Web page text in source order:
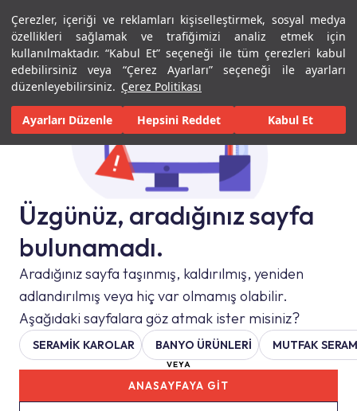
Çerezler, içeriği ve reklamları kişiselleştirmek, sosyal medya
özellikleri sağlamak ve trafiğimizi analiz etmek için
kullanılmaktadır. “Kabul Et” seçeneği ile tüm çerezleri kabul
edebilirsiniz veya “Çerez Ayarları” seçeneği ile ayarları
düzenleyebilirsiniz. Çerez Politikası
Ayarları Düzenle Hepsini Reddet Kabul Et
Menü Menü
Üzgünüz, aradığınız sayfa
bulunamadı.
Aradığınız sayfa taşınmış, kaldırılmış, yeniden
adlandırılmış veya hiç var olmamış olabilir.
Aşağıdaki sayfalara göz atmak ister misiniz?
SERAMIK KAROLAR BANYO ÜRÜNLERİ MUTFAK
VEYA
ANASAYFAYA GİT